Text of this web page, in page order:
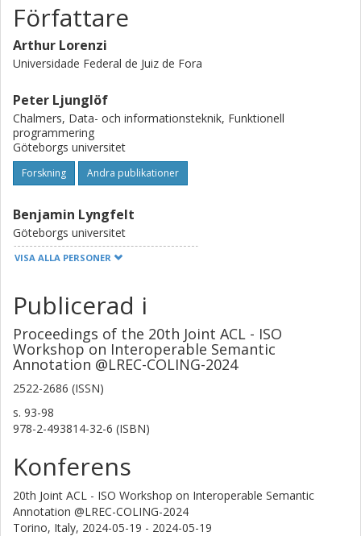
up to report cases where a language-specific construction
cannot be easily linked to existing CCs.
Författare
Arthur Lorenzi
Universidade Federal de Juiz de Fora
Peter Ljunglöf
Chalmers, Data- och informationsteknik, Funktionell
programmering
Göteborgs universitet
Forskning Andra publikationer
Benjamin Lyngfelt
Göteborgs universitet
William Croft
University of New Mexico
Heinrich Heine Universität Düsseldorf
Nina Böbel
Linnéa Bäckström
Högskolan i Halmstad
VISA ALLA PERSONER
Publicerad i
Proceedings of the 20th Joint ACL - ISO
Workshop on Interoperable Semantic
Annotation @LREC-COLING-2024
2522-2686 (ISSN)
s. 93-98
978-2-493814-32-6 (ISBN)
Konferens
20th Joint ACL - ISO Workshop on Interoperable Semantic
Annotation @LREC-COLING-2024
Torino, Italy, 2024-05-19 - 2024-05-19